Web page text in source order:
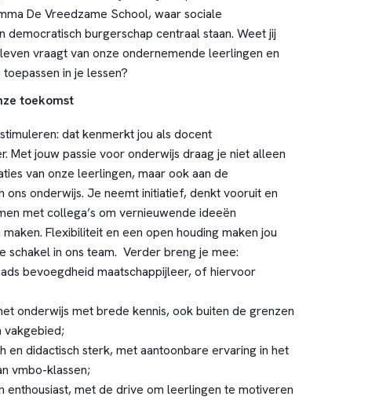
De Vreedzame School, waar sociale
democratisch burgerschap centraal staan. Weet jij
vraagt van onze ondernemende leerlingen en
in je lessen?
toekomst
dat kenmerkt jou als docent
Met jouw passie voor onderwijs draag je niet alleen
van onze leerlingen, maar ook aan de
ons onderwijs. Je neemt initiatief, denkt vooruit en
met collega’s om vernieuwende ideeën
Flexibiliteit en een open houding maken jou
schakel in ons team. Verder breng je mee:
bevoegdheid maatschappijleer, of hiervoor
onderwijs met brede kennis, ook buiten de grenzen
vakgebied;
en didactisch sterk, met aantoonbare ervaring in het
vmbo-klassen;
enthousiast, met de drive om leerlingen te motiveren